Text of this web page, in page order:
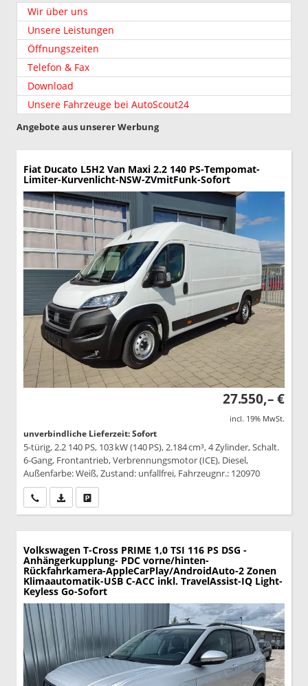
Wir über uns
Unsere Leistungen
Öffnungszeiten
Telefon & Fax
Download
Unsere Fahrzeuge bei AutoScout24
Angebote aus unserer Werbung
Fiat Ducato L5H2 Van Maxi 2.2 140 PS-Tempomat-
Limiter-Kurvenlicht-NSW-ZVmitFunk-Sofort
27.550,– €
incl. 19% MwSt.
unverbindliche Lieferzeit: Sofort
5-türig, 2.2 140 PS, 103 kW (140 PS), 2.184 cm³, 4 Zylinder, Schalt.
6-Gang, Frontantrieb, Verbrennungsmotor (ICE), Diesel,
Außenfarbe: Weiß, Zustand: unfallfrei, Fahrzeugnr.: 120970
Wir rufen Sie anPDF-Datei, Fahrzeugexposé drucken
Volkswagen T-Cross PRIME 1,0 TSI 116 PS DSG -
Anhängerkupplung- PDC vorne/hinten-
Rückfahrkamera-AppleCarPlay/AndroidAuto-2 Zonen
Klimaautomatik-USB C-ACC inkl. TravelAssist-IQ Light-
Keyless Go-Sofort